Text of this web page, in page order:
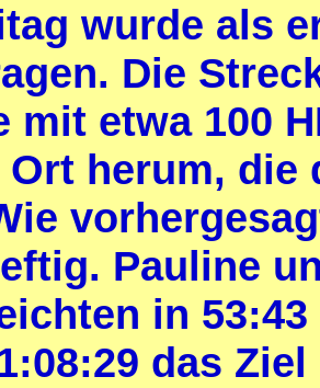
wurde als
Die
mit etwa 100
Ort herum, die
Pauline
in
das